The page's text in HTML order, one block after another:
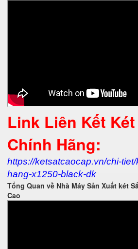
Link Liên Kết
Chính Hãng:
https://ketsatcaocap.vn/chi-
hang-x1250-black-dk
Tổng Quan về Nhà Máy Sản Xuất két
Cao